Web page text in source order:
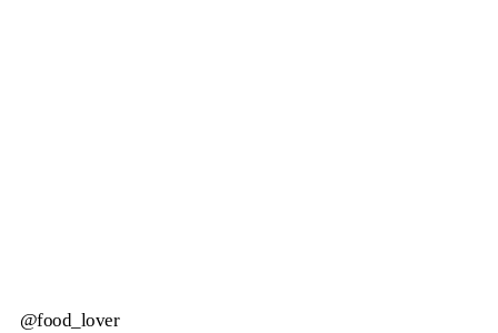
@food_lover